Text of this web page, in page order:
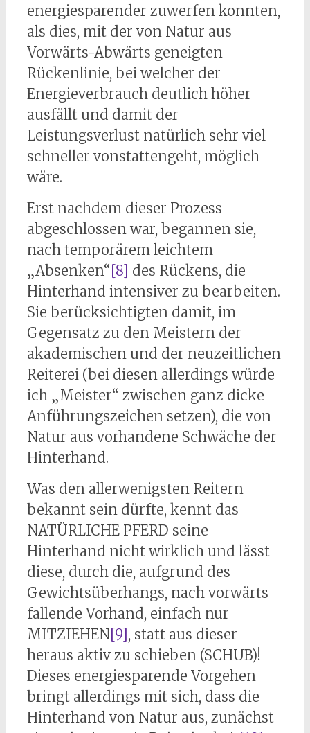
energiesparender zuwerfen konnten,
als dies, mit der von Natur aus
Vorwärts-Abwärts geneigten
Rückenlinie, bei welcher der
Energieverbrauch deutlich höher
ausfällt und damit der
Leistungsverlust natürlich sehr viel
schneller vonstattengeht, möglich
wäre.
Erst nachdem dieser Prozess
abgeschlossen war, begannen sie,
nach temporärem leichtem
„Absenken“[8] des Rückens, die
Hinterhand intensiver zu bearbeiten.
Sie berücksichtigten damit, im
Gegensatz zu den Meistern der
akademischen und der neuzeitlichen
Reiterei (bei diesen allerdings würde
ich „Meister“ zwischen ganz dicke
Anführungszeichen setzen), die von
Natur aus vorhandene Schwäche der
Hinterhand.
Was den allerwenigsten Reitern
bekannt sein dürfte, kennt das
NATÜRLICHE PFERD seine
Hinterhand nicht wirklich und lässt
diese, durch die, aufgrund des
Gewichtsüberhangs, nach vorwärts
fallende Vorhand, einfach nur
MITZIEHEN[9], statt aus dieser
heraus aktiv zu schieben (SCHUB)!
Dieses energiesparende Vorgehen
bringt allerdings mit sich, dass die
Hinterhand von Natur aus, zunächst